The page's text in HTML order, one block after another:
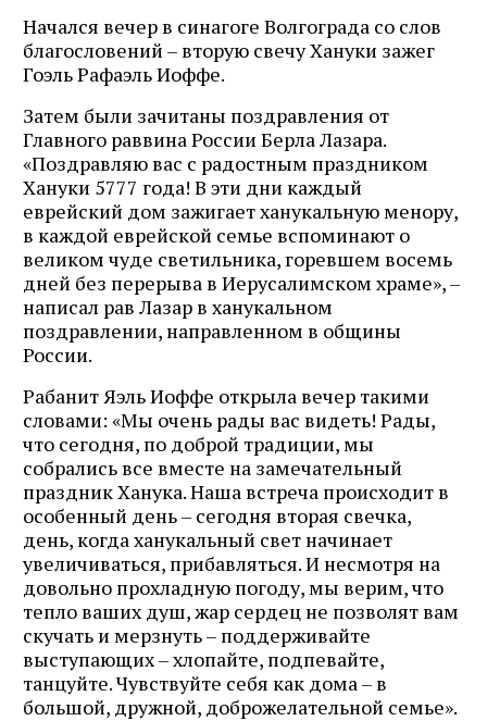
Начался вечер в синагоге Волгограда со слов
благословений – вторую свечу Хануки зажег
Гоэль Рафаэль Иоффе.
Затем были зачитаны поздравления от
Главного раввина России Берла Лазара.
«Поздравляю вас с радостным праздником
Хануки 5777 года! В эти дни каждый
еврейский дом зажигает ханукальную менору,
в каждой еврейской семье вспоминают о
великом чуде светильника, горевшем восемь
дней без перерыва в Иерусалимском храме», –
написал рав Лазар в ханукальном
поздравлении, направленном в общины
России.
Рабанит Яэль Иоффе открыла вечер такими
словами: «Мы очень рады вас видеть! Рады,
что сегодня, по доброй традиции, мы
собрались все вместе на замечательный
праздник Ханука. Наша встреча происходит в
особенный день – сегодня вторая свечка,
день, когда ханукальный свет начинает
увеличиваться, прибавляться. И несмотря на
довольно прохладную погоду, мы верим, что
тепло ваших душ, жар сердец не позволят вам
скучать и мерзнуть – поддерживайте
выступающих – хлопайте, подпевайте,
танцуйте. Чувствуйте себя как дома – в
большой, дружной, доброжелательной семье».